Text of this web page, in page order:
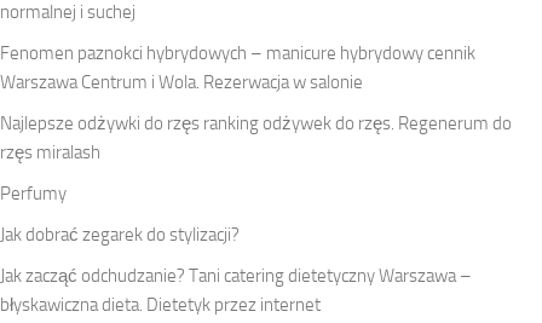
normalnej i suchej
Fenomen paznokci hybrydowych – manicure hybrydowy cennik
Warszawa Centrum i Wola. Rezerwacja w salonie
Najlepsze odżywki do rzęs ranking odżywek do rzęs. Regenerum do
rzęs miralash
Perfumy
Jak dobrać zegarek do stylizacji?
Jak zacząć odchudzanie? Tani catering dietetyczny Warszawa –
błyskawiczna dieta. Dietetyk przez internet